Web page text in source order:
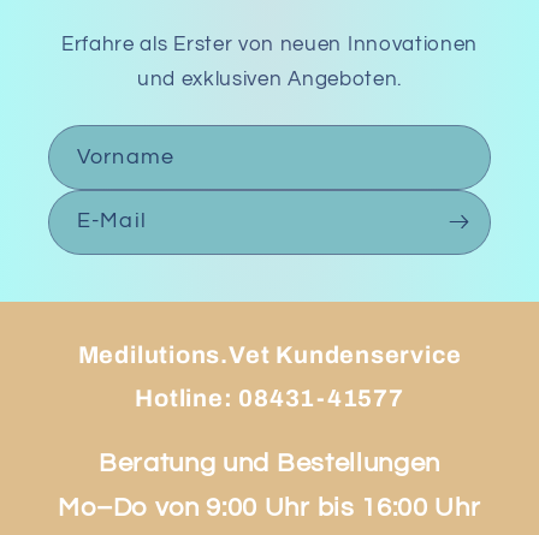
Erfahre als Erster von neuen Innovationen
und exklusiven Angeboten.
Vorname
E-Mail
Medilutions.Vet Kundenservice
Hotline: 08431-41577
Beratung und Bestellungen
Mo–Do von 9:00 Uhr bis 16:00 Uhr